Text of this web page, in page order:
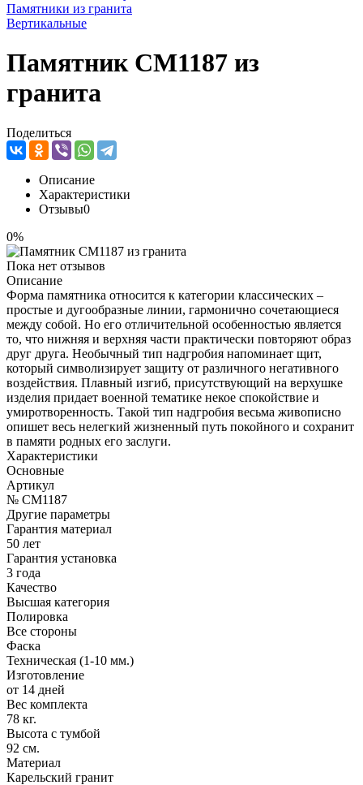
Памятники из гранита
Вертикальные
Памятник CM1187 из
гранита
Поделиться
Описание
Характеристики
Отзывы0
0%
Пока нет отзывов
Описание
Форма памятника относится к категории классических –
простые и дугообразные линии, гармонично сочетающиеся
между собой. Но его отличительной особенностью является
то, что нижняя и верхняя части практически повторяют образ
друг друга. Необычный тип надгробия напоминает щит,
который символизирует защиту от различного негативного
воздействия. Плавный изгиб, присутствующий на верхушке
изделия придает военной тематике некое спокойствие и
умиротворенность. Такой тип надгробия весьма живописно
опишет весь нелегкий жизненный путь покойного и сохранит
в памяти родных его заслуги.
Характеристики
Основные
Артикул
№ CM1187
Другие параметры
Гарантия материал
50 лет
Гарантия установка
3 года
Качество
Высшая категория
Полировка
Все стороны
Фаска
Техническая (1-10 мм.)
Изготовление
от 14 дней
Вес комплекта
78 кг.
Высота с тумбой
92 см.
Материал
Карельский гранит